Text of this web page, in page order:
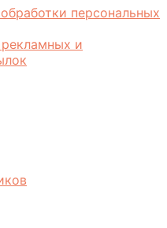
персональных
и